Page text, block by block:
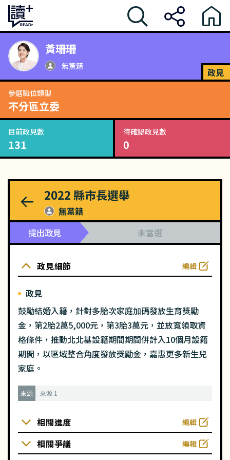
黃珊珊
無黨籍
政見
參選職位類型
不分區立委
目前政見數
131
待確認政見數
0
2022 縣市長選舉
無黨籍
提出政見
未當選
政見細節 編輯
政見
鼓勵結婚入籍，針對多胎次家庭加碼發放生育獎勵
金，第2胎2萬5,000元，第3胎3萬元，並放寬領取資
格條件，推動北北基設籍期間期間併計入10個月設籍
期間，以區域整合角度發放獎勵金，嘉惠更多新生兒
家庭。
來源 來源 1
相關進度 編輯
相關爭議 編輯